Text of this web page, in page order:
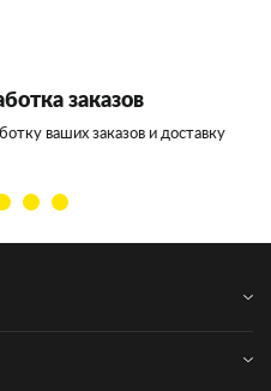
заказов
ваших заказов и доставку